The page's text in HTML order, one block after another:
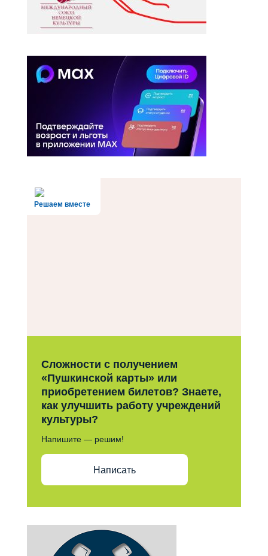
Решаем вместе
Сложности с получением
«Пушкинской карты» или
приобретением билетов? Знаете,
как улучшить работу учреждений
культуры?
Напишите — решим!
Написать